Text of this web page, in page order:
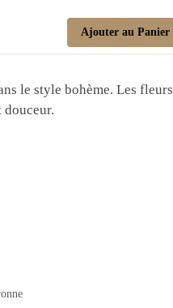
Ajouter au Panier
le style bohème. Les fleurs
douceur.